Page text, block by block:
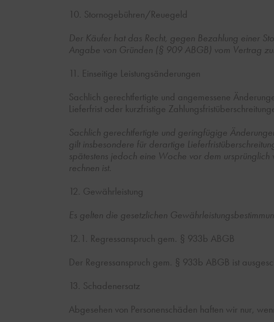
10. Stornogebühren/Reuegeld
Der Käufer hat das Recht, gegen Bezahlung einer
Angabe von Gründen (§ 909 ABGB) vom Vertrag
11. Einseitige Leistungsänderungen
Sachlich gerechtfertigte und angemessene
Lieferfrist oder kurzfristige
Sachlich gerechtfertigte und geringfügige
gilt insbesondere für derartige
spätestens jedoch eine Woche vor dem
rechnen ist.
12. Gewährleistung
Es gelten die gesetzlichen
12.1. Regressanspruch gem. § 933b ABGB
Der Regressanspruch gem. § 933b ABGB ist
13. Schadenersatz
Abgesehen von Personenschäden haften wir nur,